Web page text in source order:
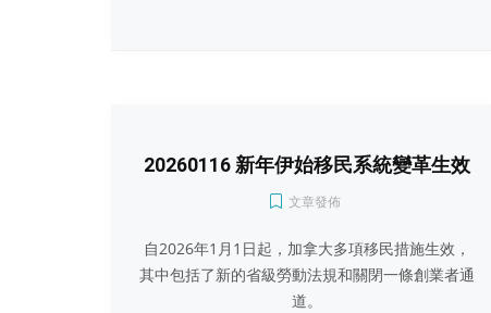
20260116 新年伊始移民系統變革生效
文章發佈
自2026年1月1日起，加拿大多項移民措施生效，
其中包括了新的省級勞動法規和關閉一條創業者通
道。